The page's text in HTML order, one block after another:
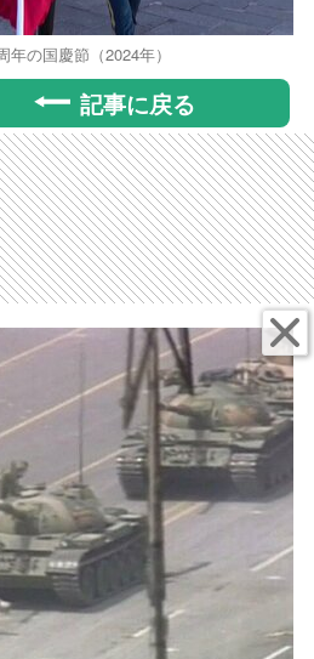
年の国慶節（2024年）
記事に戻る